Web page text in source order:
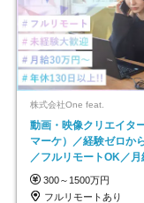
株式会社One feat.
動画・映像クリエイタ
マーケ）／経験ゼロか
／フルリモートOK／月
円～／年休130日以上
300～1500万円
フルリモートあり